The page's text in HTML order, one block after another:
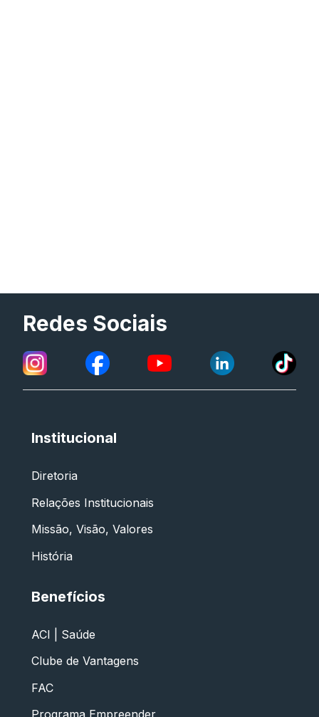
Redes Sociais
Institucional
Diretoria
Relações Institucionais
Missão, Visão, Valores
História
Benefícios
ACI | Saúde
Clube de Vantagens
FAC